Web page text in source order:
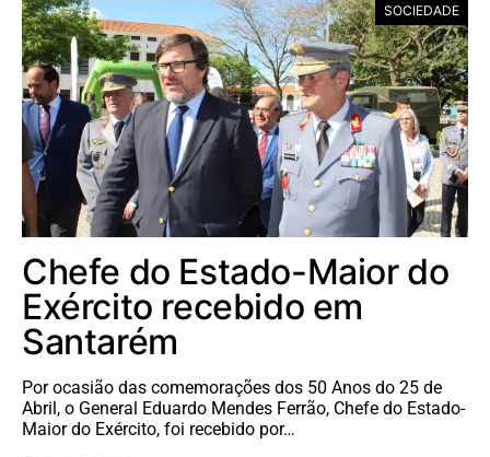
SOCIEDADE
Chefe do Estado-Maior do
Exército recebido em
Santarém
Por ocasião das comemorações dos 50 Anos do 25 de
Abril, o General Eduardo Mendes Ferrão, Chefe do Estado-
Maior do Exército, foi recebido por…